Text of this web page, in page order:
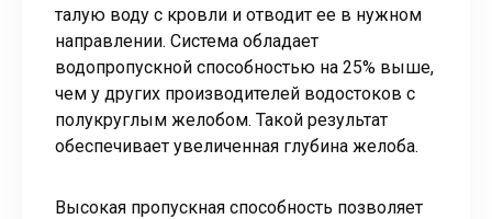
талую воду с кровли и отводит ее в нужном
направлении. Система обладает
водопропускной способностью на 25% выше,
чем у других производителей водостоков с
полукруглым желобом. Такой результат
обеспечивает увеличенная глубина желоба.
Высокая пропускная способность позволяет